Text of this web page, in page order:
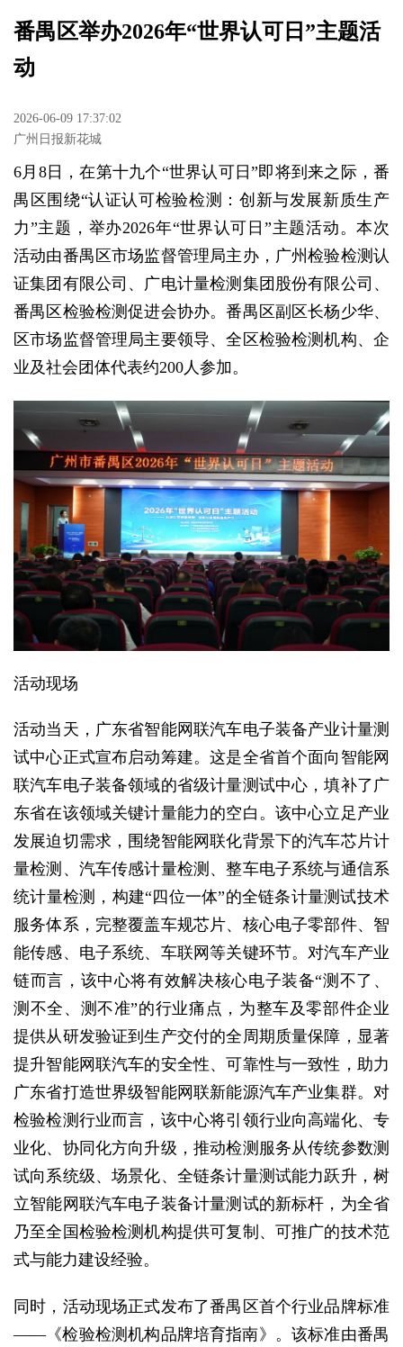
番禺区举办2026年“世界认可日”主题活
动
2026-06-09 17:37:02
广州日报新花城
6月8日，在第十九个“世界认可日”即将到来之际，番
禺区围绕“认证认可检验检测：创新与发展新质生产
力”主题，举办2026年“世界认可日”主题活动。本次
活动由番禺区市场监督管理局主办，广州检验检测认
证集团有限公司、广电计量检测集团股份有限公司、
番禺区检验检测促进会协办。番禺区副区长杨少华、
区市场监督管理局主要领导、全区检验检测机构、企
业及社会团体代表约200人参加。
活动现场
活动当天，广东省智能网联汽车电子装备产业计量测
试中心正式宣布启动筹建。这是全省首个面向智能网
联汽车电子装备领域的省级计量测试中心，填补了广
东省在该领域关键计量能力的空白。该中心立足产业
发展迫切需求，围绕智能网联化背景下的汽车芯片计
量检测、汽车传感计量检测、整车电子系统与通信系
统计量检测，构建“四位一体”的全链条计量测试技术
服务体系，完整覆盖车规芯片、核心电子零部件、智
能传感、电子系统、车联网等关键环节。对汽车产业
链而言，该中心将有效解决核心电子装备“测不了、
测不全、测不准”的行业痛点，为整车及零部件企业
提供从研发验证到生产交付的全周期质量保障，显著
提升智能网联汽车的安全性、可靠性与一致性，助力
广东省打造世界级智能网联新能源汽车产业集群。对
检验检测行业而言，该中心将引领行业向高端化、专
业化、协同化方向升级，推动检测服务从传统参数测
试向系统级、场景化、全链条计量测试能力跃升，树
立智能网联汽车电子装备计量测试的新标杆，为全省
乃至全国检验检测机构提供可复制、可推广的技术范
式与能力建设经验。
同时，活动现场正式发布了番禺区首个行业品牌标准
——《检验检测机构品牌培育指南》。该标准由番禺